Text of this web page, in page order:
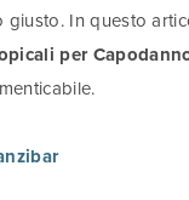
giusto. In questo
per